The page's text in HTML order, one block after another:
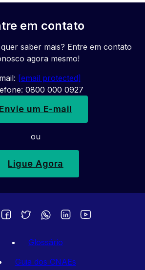
em contato
saber mais? Entre em contato
agora mesmo!
[email protected]
0800 000 0927
Envie um E-mail
ou
Ligue Agora
Glossário
Guia dos CNAEs